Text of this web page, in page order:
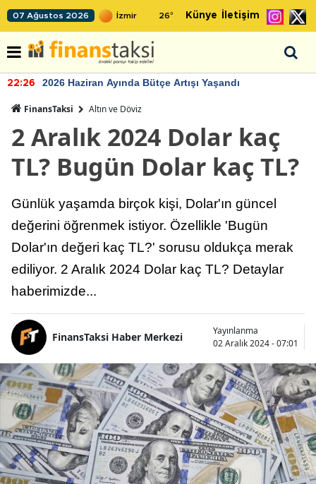
07 Ağustos 2026 26° Künye İletişim
22:26 2026 Haziran Ayında Bütçe Artışı Yaşandı
FinansTaksi Altın ve Döviz
2 Aralık 2024 Dolar kaç
TL? Bugün Dolar kaç TL?
Günlük yaşamda birçok kişi, Dolar'ın güncel
değerini öğrenmek istiyor. Özellikle 'Bugün
Dolar'ın değeri kaç TL?' sorusu oldukça merak
ediliyor. 2 Aralık 2024 Dolar kaç TL? Detaylar
haberimizde...
FinansTaksi Haber Merkezi
Yayınlanma
02 Aralık 2024 - 07:01